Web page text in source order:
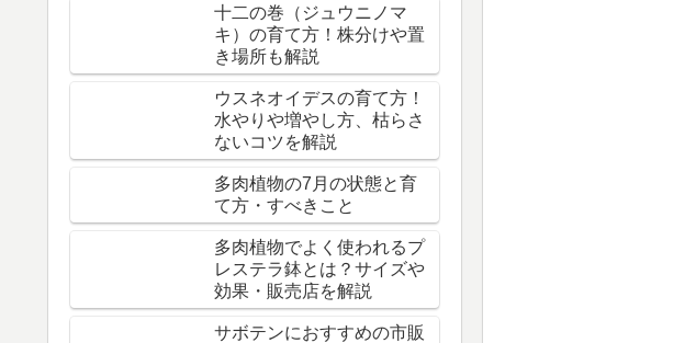
十二の巻（ジュウニノマ
キ）の育て方！株分けや置
き場所も解説
ウスネオイデスの育て方！
水やりや増やし方、枯らさ
ないコツを解説
多肉植物の7月の状態と育
て方・すべきこと
多肉植物でよく使われるプ
レステラ鉢とは？サイズや
効果・販売店を解説
サボテンにおすすめの市販